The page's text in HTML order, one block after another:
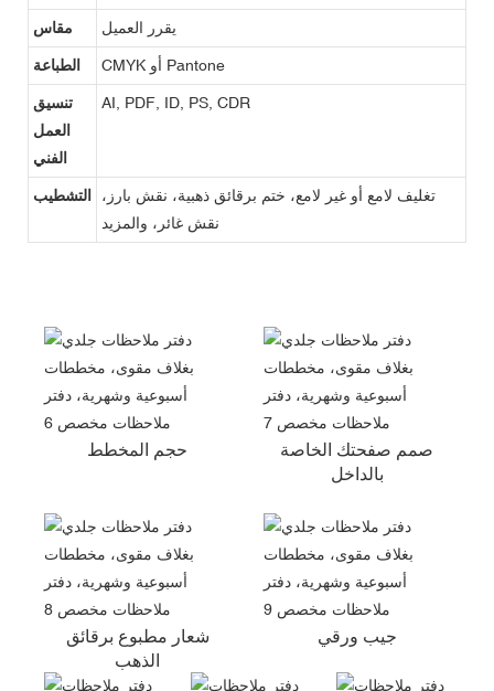
مقاس يقرر العميل
الطباعة CMYK أو Pantone
تنسيق
العمل
الفني
AI, PDF, ID, PS, CDR
التشطيب
تغليف لامع أو غير لامع، ختم برقائق ذهبية، نقش بارز،
نقش غائر، والمزيد
حجم المخطط
صمم صفحتك الخاصة
بالداخل
شعار مطبوع برقائق
الذهب
جيب ورقي